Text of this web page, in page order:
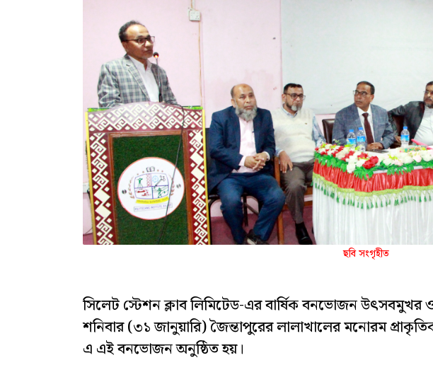
ছবি সংগৃহীত
সিলেট স্টেশন ক্লাব লিমিটেড-এর বার্ষিক বনভোজন উৎসবমুখর
শনিবার (৩১ জানুয়ারি) জৈন্তাপুরের লালাখালের মনোরম
এ এই বনভোজন অনুষ্ঠিত হয়।